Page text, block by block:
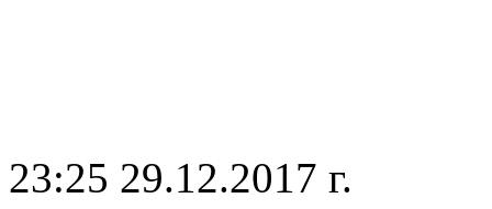
23:25 29.12.2017 г.